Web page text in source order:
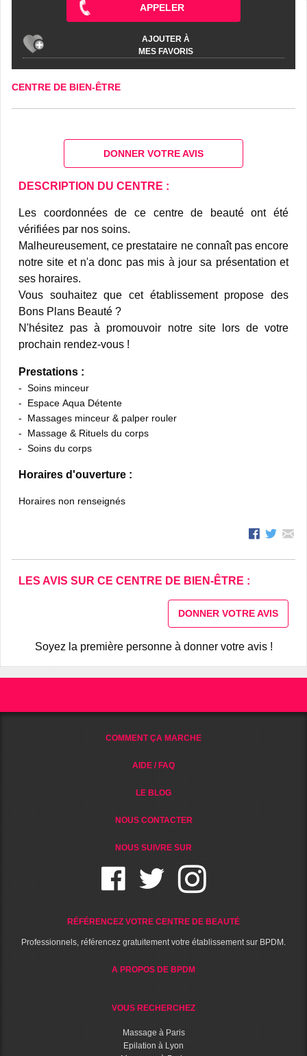
APPELER
AJOUTER À
MES FAVORIS
CENTRE DE BIEN-ÊTRE
DONNER VOTRE AVIS
DESCRIPTION DU CENTRE :
Les coordonnées de ce centre de beauté ont été
vérifiées par nos soins.
Malheureusement, ce prestataire ne connaît pas encore
notre site et n'a donc pas mis à jour sa présentation et
ses horaires.
Vous souhaitez que cet établissement propose des
Bons Plans Beauté ?
N'hésitez pas à promouvoir notre site lors de votre
prochain rendez-vous !
Prestations :
Soins minceur
Espace Aqua Détente
Massages minceur & palper rouler
Massage & Rituels du corps
Soins du corps
Horaires d'ouverture :
Horaires non renseignés
LES AVIS SUR CE CENTRE DE BIEN-ÊTRE :
DONNER VOTRE AVIS
Soyez la première personne à donner votre avis !
COMMENT ÇA MARCHE
AIDE / FAQ
LE BLOG
NOUS CONTACTER
NOUS SUIVRE SUR
RÉFÉRENCEZ VOTRE CENTRE DE BEAUTÉ
Professionnels, référencez gratuitement votre établissement sur BPDM.
A PROPOS DE BPDM
VOUS RECHERCHEZ
Massage à Paris
Epilation à Lyon